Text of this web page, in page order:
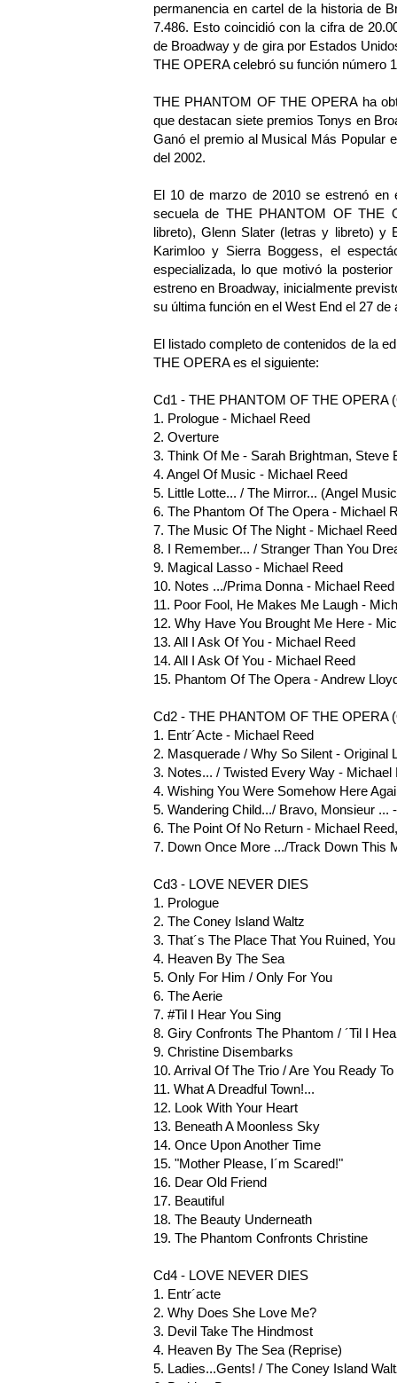
permanencia en cartel de la historia de
7.486. Esto coincidió con la cifra de
de Broadway y de gira por Estados
THE OPERA celebró su función número
THE PHANTOM OF THE OPERA ha
que destacan siete premios Tonys en
Ganó el premio al Musical Más Popular
del 2002.
El 10 de marzo de 2010 se estrenó en
secuela de THE PHANTOM OF THE
libreto), Glenn Slater (letras y libreto) y
Karimloo y Sierra Boggess, el
especializada, lo que motivó la
estreno en Broadway, inicialmente
su última función en el West End el 27 de
El listado completo de contenidos de la
THE OPERA es el siguiente:
Cd1 - THE PHANTOM OF THE OPERA
1. Prologue - Michael Reed
2. Overture
3. Think Of Me - Sarah Brightman, Steve
4. Angel Of Music - Michael Reed
5. Little Lotte... / The Mirror... (Angel
6. The Phantom Of The Opera - Michael
7. The Music Of The Night - Michael Reed
8. I Remember... / Stranger Than You
9. Magical Lasso - Michael Reed
10. Notes .../Prima Donna - Michael Reed
11. Poor Fool, He Makes Me Laugh -
12. Why Have You Brought Me Here -
13. All I Ask Of You - Michael Reed
14. All I Ask Of You - Michael Reed
15. Phantom Of The Opera - Andrew
Cd2 - THE PHANTOM OF THE OPERA
1. Entr´Acte - Michael Reed
2. Masquerade / Why So Silent - Original
3. Notes... / Twisted Every Way - Michael
4. Wishing You Were Somehow Here
5. Wandering Child.../ Bravo, Monsieur
6. The Point Of No Return - Michael
7. Down Once More .../Track Down This
Cd3 - LOVE NEVER DIES
1. Prologue
2. The Coney Island Waltz
3. That´s The Place That You Ruined,
4. Heaven By The Sea
5. Only For Him / Only For You
6. The Aerie
7. #Til I Hear You Sing
8. Giry Confronts The Phantom / ´Til I
9. Christine Disembarks
10. Arrival Of The Trio / Are You Ready To
11. What A Dreadful Town!...
12. Look With Your Heart
13. Beneath A Moonless Sky
14. Once Upon Another Time
15. "Mother Please, I´m Scared!"
16. Dear Old Friend
17. Beautiful
18. The Beauty Underneath
19. The Phantom Confronts Christine
Cd4 - LOVE NEVER DIES
1. Entr´acte
2. Why Does She Love Me?
3. Devil Take The Hindmost
4. Heaven By The Sea (Reprise)
5. Ladies...Gents! / The Coney Island